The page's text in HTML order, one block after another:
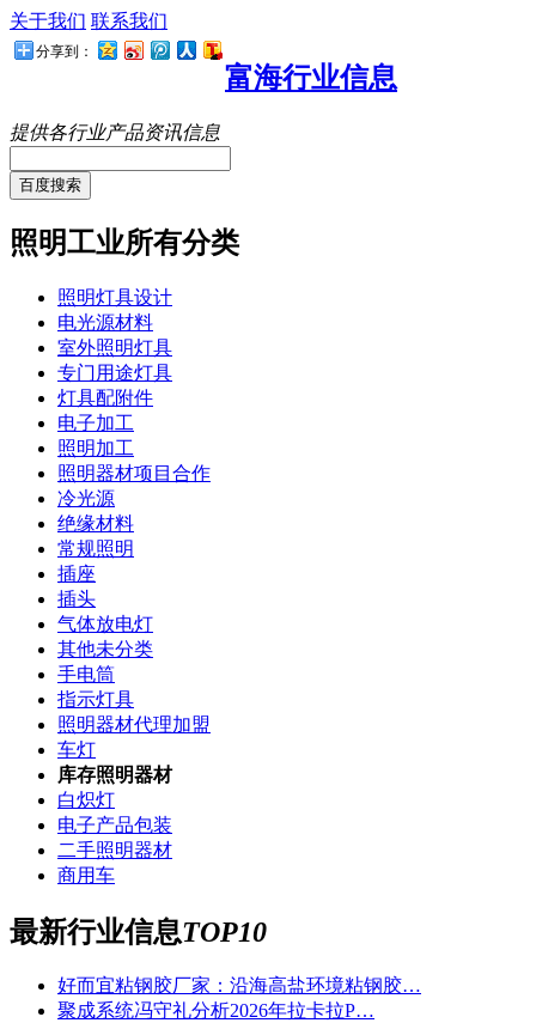
关于我们 联系我们
分享到：
富海行业信息
提供各行业产品资讯信息
百度搜索
照明工业所有分类
照明灯具设计
电光源材料
室外照明灯具
专门用途灯具
灯具配附件
电子加工
照明加工
照明器材项目合作
冷光源
绝缘材料
常规照明
插座
插头
气体放电灯
其他未分类
手电筒
指示灯具
照明器材代理加盟
车灯
库存照明器材
白炽灯
电子产品包装
二手照明器材
商用车
最新行业信息TOP10
好而宜粘钢胶厂家：沿海高盐环境粘钢胶…
聚成系统冯守礼分析2026年拉卡拉P…